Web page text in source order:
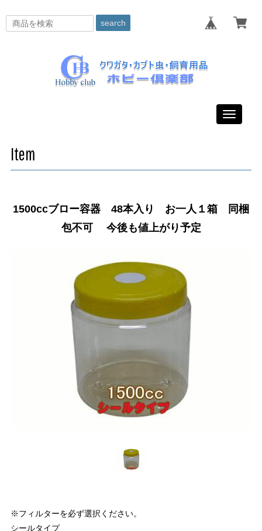
search
Toggle
Item
1500ccブロー容器 48本入り お一人１箱 同梱
包不可 今後も値上がり予定
※フィルターを必ず選択ください。
シールタイプ